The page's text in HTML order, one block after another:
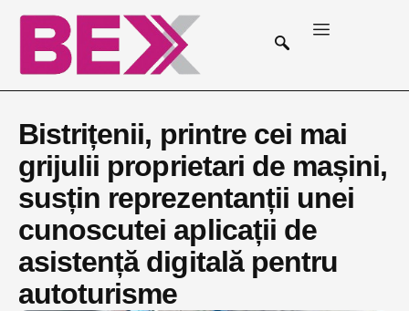
Bistrițenii, printre cei mai
grijulii proprietari de mașini,
susțin reprezentanții unei
cunoscutei aplicații de
asistență digitală pentru
autoturisme